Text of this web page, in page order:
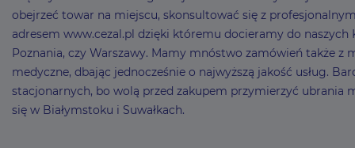
obejrzeć towar na miejscu, skonsultować się z
adresem www.cezal.pl dzięki któremu docieramy do
Poznania, czy Warszawy. Mamy mnóstwo zamówień także
medyczne, dbając jednocześnie o najwyższą jakość usług.
stacjonarnych, bo wolą przed zakupem przymierzyć ubrania
się w Białymstoku i Suwałkach.